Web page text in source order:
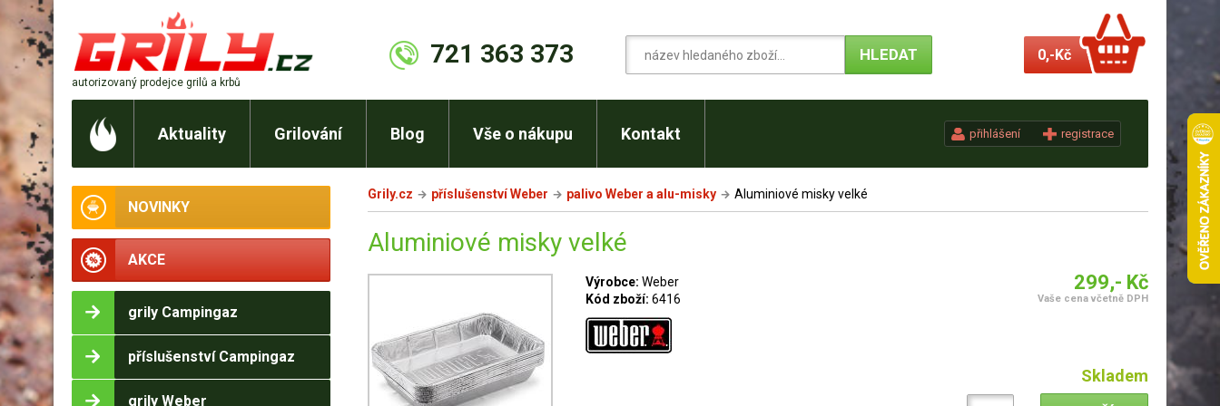
autorizovaný prodejce grilů a krbů
721 363 373 0,-Kč
Aktuality Grilování Blog Vše o nákupu Kontakt přihlášení registrace
NOVINKY
AKCE
grily Campingaz
příslušenství Campingaz
grily Weber
Grily.cz příslušenství Weber palivo Weber a alu-misky Aluminiové misky velké
Aluminiové misky velké
299,- Kč
Vaše cena včetně DPH
Výrobce: Weber
Kód zboží: 6416
Skladem